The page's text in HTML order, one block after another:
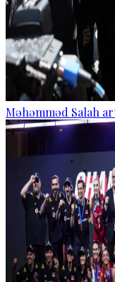
Məhəmməd Salah